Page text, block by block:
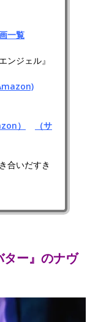
一覧
ンジェル』
）
（サ
合いだすき
ー』のナヴ